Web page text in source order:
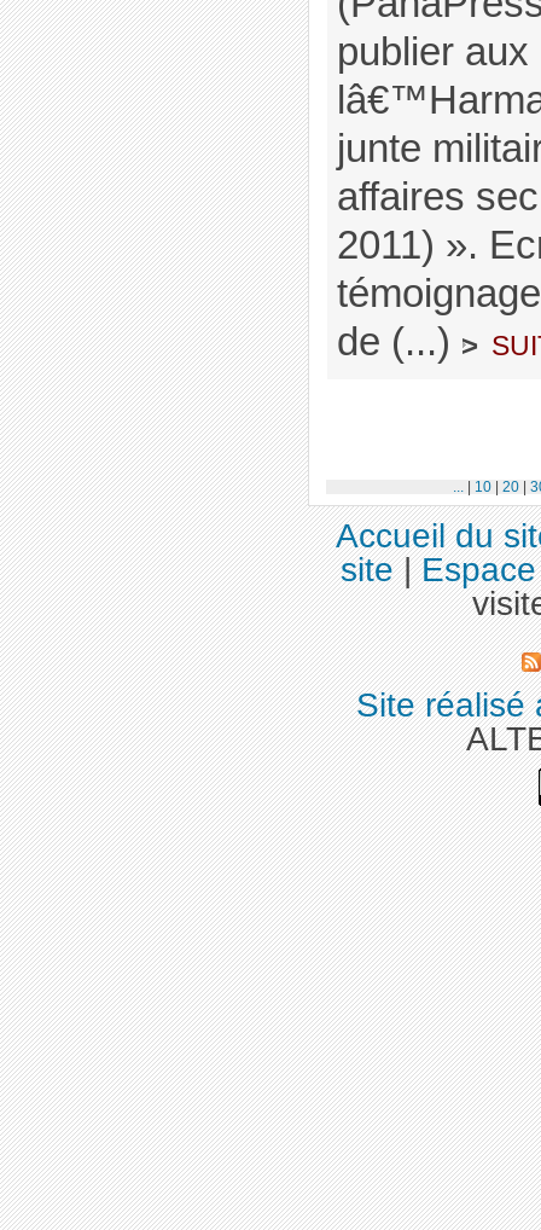
publier
junte
affaires
2011) ».
de (...) >
| 10| 20|
Accueil du
site|
Site réalisé